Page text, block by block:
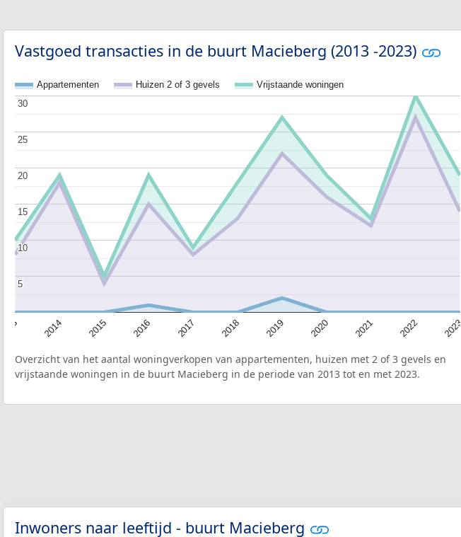
Vastgoed transacties in de buurt Macieberg (2013 -2023)
Appartementen Huizen 2 of 3 gevels Vrijstaande woningen
2014 2015 2016 2017 2018 2019 2020 2021 2022 2023
5
5
10
10
15
15
20
20
25
25
30
30
Overzicht van het aantal woningverkopen van appartementen, huizen met 2 of 3 gevels en
vrijstaande woningen in de buurt Macieberg in de periode van 2013 tot en met 2023.
Inwoners naar leeftijd - buurt Macieberg